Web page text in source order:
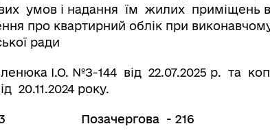
умов і надання їм жилих приміщень в
про квартирний облік при виконавчому
ради
І.О. №З-144 від 22.07.2025 р. та
20.11.2024 року.
– 773 Позачергова - 216